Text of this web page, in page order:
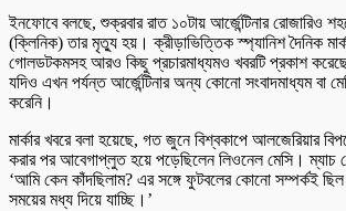
ইনফোবে বলছে, শুক্রবার রাত ১০টায় আর্জেন্টিনার রোজারিও
(ক্লিনিক) তার মৃত্যু হয়। ক্রীড়াভিত্তিক স্প্যানিশ দৈনিক
গোলডটকমসহ আরও কিছু প্রচারমাধ্যমও খবরটি প্রকাশ
যদিও এখন পর্যন্ত আর্জেন্টিনার অন্য কোনো সংবাদমাধ্যম বা
করেনি।
মার্কার খবরে বলা হয়েছে, গত জুনে বিশ্বকাপে আলজেরিয়ার
করার পর আবেগাপ্লুত হয়ে পড়েছিলেন লিওনেল মেসি। ম্যাচ
‘আমি কেন কাঁদছিলাম? এর সঙ্গে ফুটবলের কোনো সম্পর্কই
সময়ের মধ্য দিয়ে যাচ্ছি।’